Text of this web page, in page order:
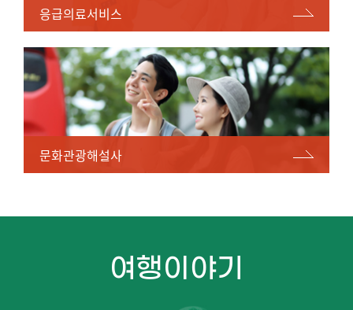
응급의료서비스
문화관광해설사
여행이야기